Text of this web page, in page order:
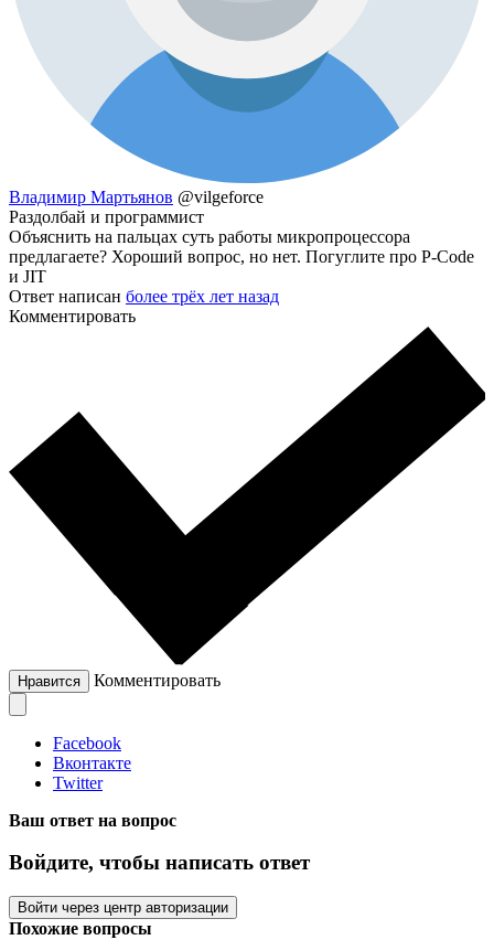
Владимир Мартьянов @vilgeforce
Раздолбай и программист
Объяснить на пальцах суть работы микропроцессора
предлагаете? Хороший вопрос, но нет. Погуглите про P-Code
и JIT
Ответ написан более трёх лет назад
Комментировать
Нравится Комментировать
Facebook
Вконтакте
Twitter
Ваш ответ на вопрос
Войдите, чтобы написать ответ
Войти через центр авторизации
Похожие вопросы